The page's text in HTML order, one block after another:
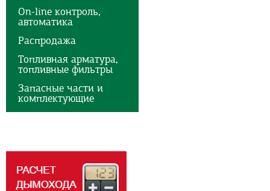
On-line контроль,
автоматика
Распродажа
Топливная арматура,
топливные фильтры
Запасные части и
комплектующие